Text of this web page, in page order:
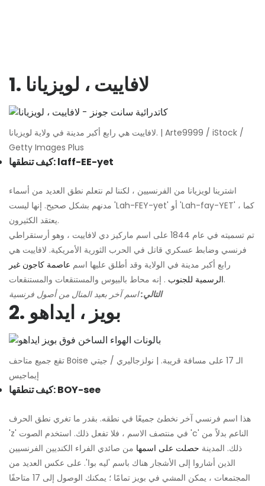
1. لافاييت ، لويزيانا
لافاييت هي رابع أكبر مدينة في ولاية لويزيانا. | Arte9999 / iStock /
Getty Images Plus
كيف تنطقها: laff-EE-yet
اشترينا لويزيانا من الفرنسيين ، لكننا لم نتعلم نطق العديد من أسماء
مدنهم بشكل صحيح. إنها ليست 'Lah-FEY-yet' أو 'Lah-fay-YET' ، كما
يعتقد الكثيرون.
تم تسميته في عام 1844 على اسم ماركيز دي لافاييت ، وهو أرستقراطي
فرنسي وضابط عسكري قاتل في الحرب الثورية الأمريكية. لافاييت هي
رابع أكبر مدينة في الولاية وقد أطلق عليها اسم عاصمة كاجون غير
الرسمية للجنوب. إنه محاط بالبيوس والمستنقعات والمستنقعات.
التالي:اسم آخر بعيد المنال من أصول فرنسية
2. بويز ، ايداهو
تقع جميع متاحف Boise الـ 17 على مسافة قريبة. | نولزجاليري / جيتي
إيماجيس
كيف تنطقها: BOY-see
هذا اسم فرنسي آخر نخطئ جميعًا في نطقه. بقدر ما تغري نطق الحرف
'z' في منتصف الاسم ، فلا تفعل ذلك. استخدم الصوت 'c' الناعم بدلاً من
ذلك. المدينة حصلت على اسمها من صائدي الفراء الكنديين الفرنسيين
الذين أشاروا إلى الأشجار هناك باسم 'ليه بوا'. على عكس العديد من
المجتمعات ، يمكن المشي في بويز تمامًا ؛ يمكنك الوصول إلى 17 متاحفًا